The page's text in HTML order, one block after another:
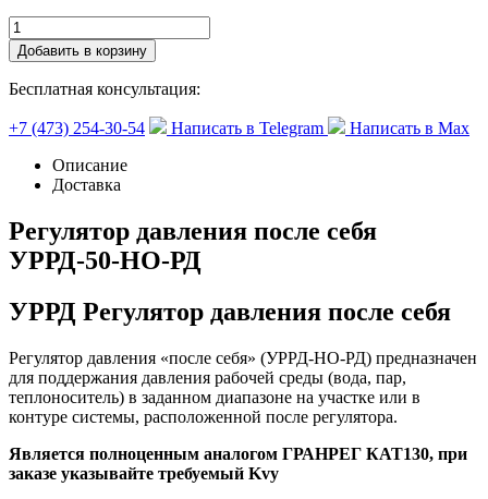
Добавить в корзину
Бесплатная консультация:
+7 (473) 254-30-54 Написать в Telegram
Написать в Max
Описание
Доставка
Регулятор давления после себя
УРРД-50-НО-РД
УРРД Регулятор давления после себя
Регулятор давления «после себя» (УРРД-НО-РД) предназначен
для поддержания давления рабочей среды (вода, пар,
теплоноситель) в заданном диапазоне на участке или в
контуре системы, расположенной после регулятора.
Является полноценным аналогом ГРАНРЕГ КАТ130, при
заказе указывайте требуемый Kvy